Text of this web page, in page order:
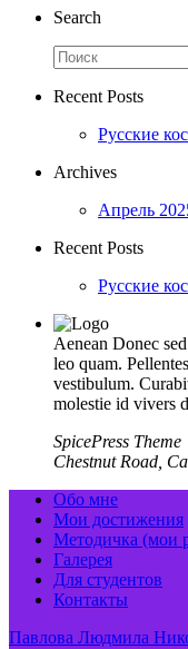
Search
Recent Posts
Русские
Archives
Апрель
Recent Posts
Русские
Aenean Donec
leo quam.
vestibulum.
molestie id vivers
SpicePress Theme
Chestnut Road,
Обо мне
Мои достижения
Методичка (мои
Галерея
Для студентов
Контакты
Павлова Людмила